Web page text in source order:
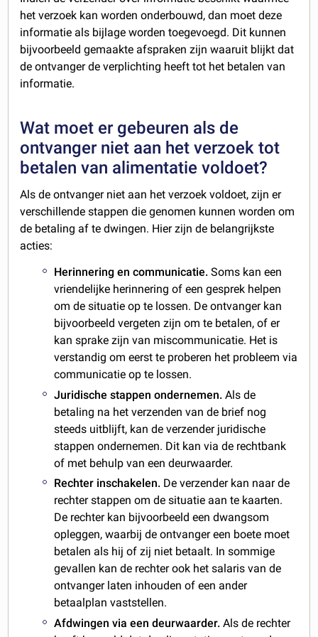
het verzoek kan worden onderbouwd, dan moet deze
informatie als bijlage worden toegevoegd. Dit kunnen
bijvoorbeeld gemaakte afspraken zijn waaruit blijkt dat
de ontvanger de verplichting heeft tot het betalen van
informatie.
Wat moet er gebeuren als de
ontvanger niet aan het verzoek tot
betalen van alimentatie voldoet?
Als de ontvanger niet aan het verzoek voldoet, zijn er
verschillende stappen die genomen kunnen worden om
de betaling af te dwingen. Hier zijn de belangrijkste
acties:
Herinnering en communicatie.Soms kan een
vriendelijke herinnering of een gesprek helpen
om de situatie op te lossen. De ontvanger kan
bijvoorbeeld vergeten zijn om te betalen, of er
kan sprake zijn van miscommunicatie. Het is
verstandig om eerst te proberen het probleem via
communicatie op te lossen.
Juridische stappen ondernemen. Als de
betaling na het verzenden van de brief nog
steeds uitblijft, kan de verzender juridische
stappen ondernemen. Dit kan via de rechtbank
of met behulp van een deurwaarder.
Rechter inschakelen. De verzender kan naar de
rechter stappen om de situatie aan te kaarten.
De rechter kan bijvoorbeeld een dwangsom
opleggen, waarbij de ontvanger een boete moet
betalen als hij of zij niet betaalt. In sommige
gevallen kan de rechter ook het salaris van de
ontvanger laten inhouden of een ander
betaalplan vaststellen.
Afdwingen via een deurwaarder.Als de rechter